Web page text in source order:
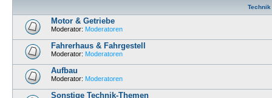
Technik
Motor & Getriebe
Moderator: Moderatoren
Fahrerhaus & Fahrgestell
Moderator: Moderatoren
Aufbau
Moderator: Moderatoren
Sonstige Technik-Themen